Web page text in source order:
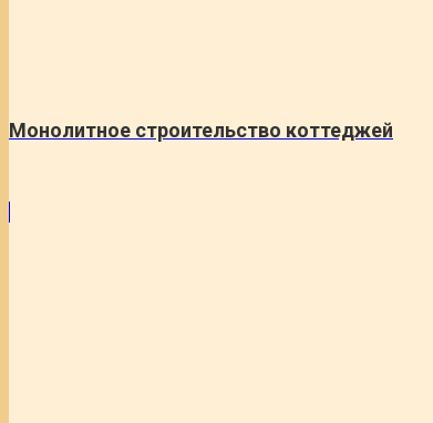
Монолитное строительство коттеджей